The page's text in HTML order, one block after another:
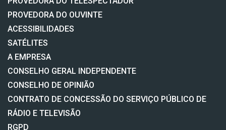
PROVEDORA DO OUVINTE
ACESSIBILIDADES
SATÉLITES
A EMPRESA
CONSELHO GERAL INDEPENDENTE
CONSELHO DE OPINIÃO
CONTRATO DE CONCESSÃO DO SERVIÇO PÚBLICO DE
RÁDIO E TELEVISÃO
RGPD